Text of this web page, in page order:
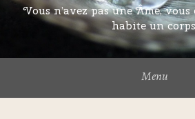
Vous n’avez pas une Âme,
habite un
Menu